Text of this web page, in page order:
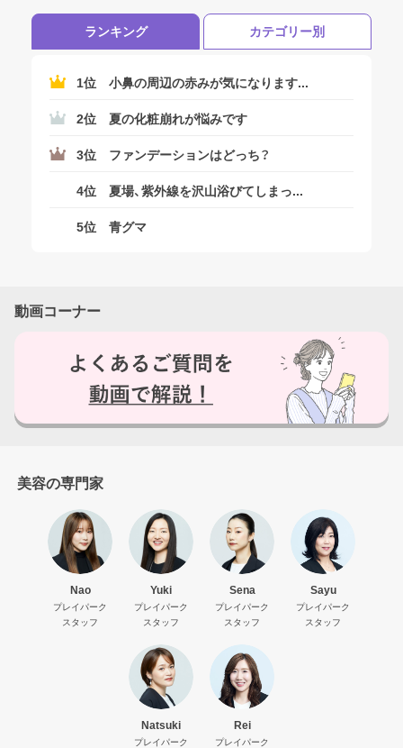
ログアウトしますか？
ぜひ試してみてください♪
ランキング カテゴリー別
1位 小鼻の周辺の赤みが気になります...
2位 夏の化粧崩れが悩みです
3位 ファンデーションはどっち？
4位 夏場、紫外線を沢山浴びてしまっ...
5位 青グマ
動画コーナー
美容の専門家
Nao
プレイパーク
スタッフ
Yuki
プレイパーク
スタッフ
Sena
プレイパーク
スタッフ
Sayu
プレイパーク
スタッフ
Natsuki
プレイパーク
Rei
プレイパーク